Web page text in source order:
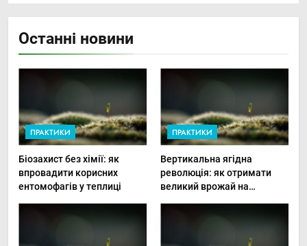
Останні новини
ПРАКТИКИ
Біозахист без хімії: як
впровадити корисних
ентомофагів у теплиці
ПРАКТИКИ
Вертикальна ягідна
революція: як отримати
великий врожай на